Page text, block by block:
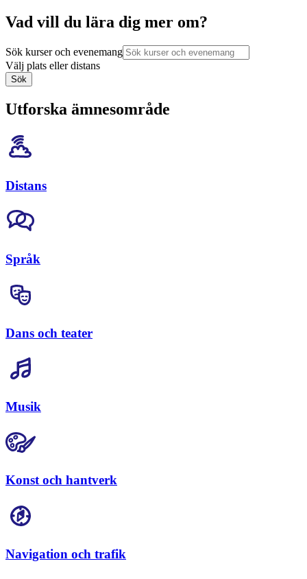
Vad vill du lära dig mer om?
Sök kurser och evenemang
Välj plats eller distans
Sök
Utforska ämnesområde
Distans
Språk
Dans och teater
Musik
Konst och hantverk
Navigation och trafik